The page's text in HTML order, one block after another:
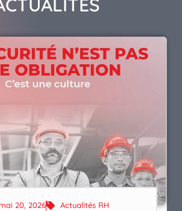
mai 20, 2026 Actualités RH